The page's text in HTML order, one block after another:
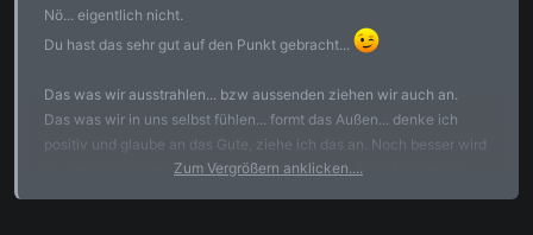
Nö... eigentlich nicht.
Du hast das sehr gut auf den Punkt gebracht...
Das was wir ausstrahlen... bzw aussenden ziehen wir auch an.
Das was wir in uns selbst fühlen... formt das Außen... denke ich
positiv und glaube an das Gute, ziehe ich das an. Noch besser wird
es, wenn man einfach ganz selbstverständlich darauf vertrauen
Zum Vergrößern anklicken....